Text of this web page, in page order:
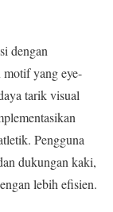
dengan
yang eye-
tarik visual
Pengguna
dukungan kaki,
lebih efisien.